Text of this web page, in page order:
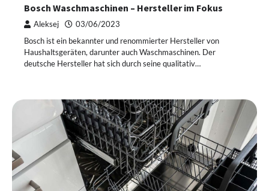
Bosch Waschmaschinen – Hersteller im Fokus
Aleksej 03/06/2023
Bosch ist ein bekannter und renommierter Hersteller von
Haushaltsgeräten, darunter auch Waschmaschinen. Der
deutsche Hersteller hat sich durch seine qualitativ…